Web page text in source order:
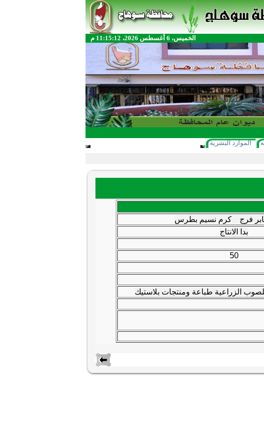
الخميس، 6 أغسطس 2026، 11:15:12 م
الموارد البشرية
فرج كرم نسيم بطرس
بدا الانتاج
50
للصوب الزراعية طباعة ومنتجات بلاستيك